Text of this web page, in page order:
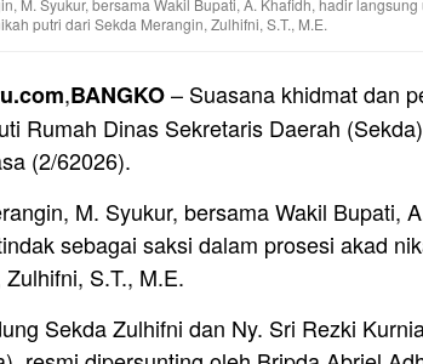
M. Syukur, bersama Wakil Bupati, A. Khafidh, hadir
putri dari Sekda Merangin, Zulhifni, S.T., M.E.
,BANGKO– Suasana khidmat dan
Rumah Dinas Sekretaris Daerah
(2/62026).
M. Syukur, bersama Wakil Bupati,
sebagai saksi dalam prosesi akad
S.T., M.E.
Sekda Zulhifni dan Ny. Sri Rezki